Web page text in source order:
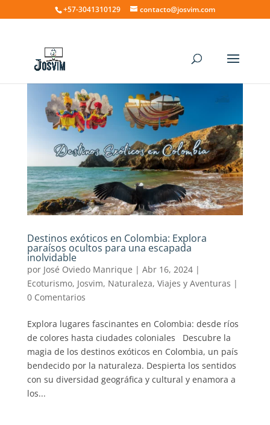
+57-3041310129 contacto@josvim.com
Destinos exóticos en Colombia: Explora
paraísos ocultos para una escapada
inolvidable
por José Oviedo Manrique | Abr 16, 2024|
Ecoturismo, Josvim, Naturaleza, Viajes y Aventuras |
0 Comentarios
Explora lugares fascinantes en Colombia: desde ríos
de colores hasta ciudades coloniales Descubre la
magia de los destinos exóticos en Colombia, un país
bendecido por la naturaleza. Despierta los sentidos
con su diversidad geográfica y cultural y enamora a
los...